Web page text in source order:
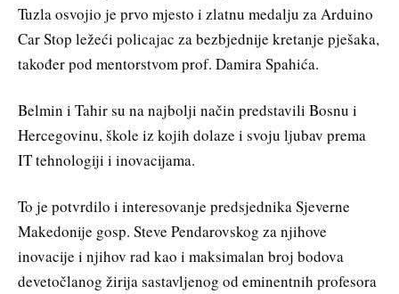
Tuzla osvojio je prvo mjesto i zlatnu medalju za Arduino
Car Stop ležeći policajac za bezbjednije kretanje pješaka,
također pod mentorstvom prof. Damira Spahića.
Belmin i Tahir su na najbolji način predstavili Bosnu i
Hercegovinu, škole iz kojih dolaze i svoju ljubav prema
IT tehnologiji i inovacijama.
To je potvrdilo i interesovanje predsjednika Sjeverne
Makedonije gosp. Steve Pendarovskog za njihove
inovacije i njihov rad kao i maksimalan broj bodova
devetočlanog žirija sastavljenog od eminentnih profesora